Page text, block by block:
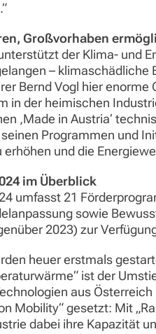
Großvorhaben
der Klima- und
–
Bernd Vogl hier
in der heimischen
,Made in Austria‘
Programmen und
und die
im Überblick
umfasst 21
sowie
2023) zur
heuer erstmals
ist der
aus
Mobility“ gesetzt: Mit
dabei ihre Kapazität